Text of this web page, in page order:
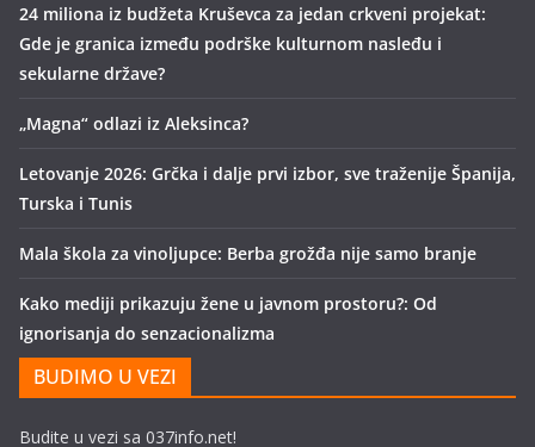
24 miliona iz budžeta Kruševca za jedan crkveni projekat:
Gde je granica između podrške kulturnom nasleđu i
sekularne države?
„Magna“ odlazi iz Aleksinca?
Letovanje 2026: Grčka i dalje prvi izbor, sve traženije Španija,
Turska i Tunis
Mala škola za vinoljupce: Berba grožđa nije samo branje
Kako mediji prikazuju žene u javnom prostoru?: Od
ignorisanja do senzacionalizma
BUDIMO U VEZI
Budite u vezi sa 037info.net!